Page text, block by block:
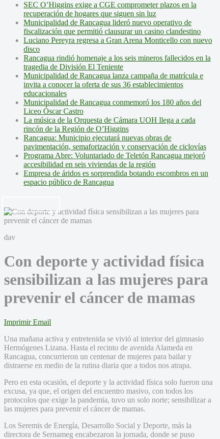
SEC O’Higgins exige a CGE comprometer plazos en la
recuperación de hogares que siguen sin luz
Municipalidad de Rancagua lideró nuevo operativo de
fiscalización que permitió clausurar un casino clandestino
Luciano Pereyra regresa a Gran Arena Monticello con nuevo
disco
Rancagua rindió homenaje a los seis mineros fallecidos en la
tragedia de División El Teniente
Municipalidad de Rancagua lanza campaña de matrícula e
invita a conocer la oferta de sus 36 establecimientos
educacionales
Municipalidad de Rancagua conmemoró los 180 años del
Liceo Óscar Castro
La música de la Orquesta de Cámara UOH llega a cada
rincón de la Región de O’Higgins
Rancagua: Municipio ejecutará nuevas obras de
pavimentación, semaforización y conservación de ciclovías
Programa Abre: Voluntariado de Teletón Rancagua mejoró
accesibilidad en seis viviendas de la región
Empresa de áridos es sorprendida botando escombros en un
espacio público de Rancagua
dav
Con deporte y actividad física
sensibilizan a las mujeres para
prevenir el cáncer de mamas
Imprimir Email
Una mañana activa y entretenida se vivió al interior del gimnasio
Hermógenes Lizana. Hasta el recinto de avenida Alameda en
Rancagua, concurrieron un centenar de mujeres para bailar y
distraerse en medio de la rutina diaria que a todos nos atrapa.
Pero en esta ocasión, el deporte y la actividad física solo fueron una
excusa, ya que, el origen del encuentro masivo, con todos los
protocolos que exige la pandemia, tuvo un solo norte; sensibilizar a
las mujeres para prevenir el cáncer de mamas.
Los Seremis de Energía, Desarrollo Social y Deporte, más la
directora de Sernameg encabezaron la jornada, donde se puso